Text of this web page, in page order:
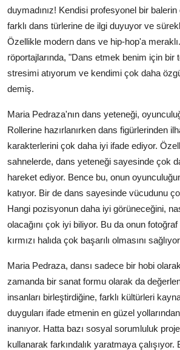
duymadınız! Kendisi profesyonel bir balerin
farklı dans türlerine de ilgi duyuyor ve
Özellikle modern dans ve hip-hop'a
röportajlarında, "Dans etmek benim için bir
stresimi atıyorum ve kendimi çok daha
demiş.
Maria Pedraza'nın dans yeteneği,
Rollerine hazırlanırken dans figürlerinden
karakterlerini çok daha iyi ifade ediyor.
sahnelerde, dans yeteneği sayesinde çok
hareket ediyor. Bence bu, onun
katıyor. Bir de dans sayesinde vücudunu
Hangi pozisyonun daha iyi görüneceğini,
olacağını çok iyi biliyor. Bu da onun
kırmızı halıda çok başarılı olmasını
Maria Pedraza, dansı sadece bir hobi
zamanda bir sanat formu olarak da
insanları birleştirdiğine, farklı kültürleri
duyguları ifade etmenin en güzel
inanıyor. Hatta bazı sosyal sorumluluk
kullanarak farkındalık yaratmaya